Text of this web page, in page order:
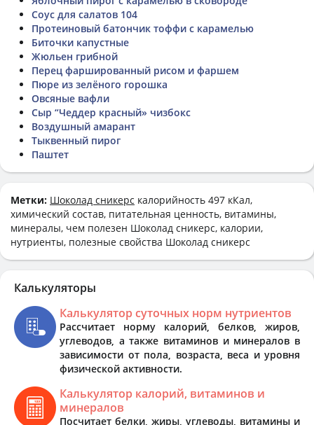
Соус для салатов 104
Протеиновый батончик тоффи с карамелью
Биточки капустные
Жюльен грибной
Перец фаршированный рисом и фаршем
Пюре из зелёного горошка
Овсяные вафли
Сыр “Чеддер красный» чизбокс
Воздушный амарант
Тыквенный пирог
Паштет
Метки: Шоколад сникерс калорийность 497 кКал,
химический состав, питательная ценность, витамины,
минералы, чем полезен Шоколад сникерс, калории,
нутриенты, полезные свойства Шоколад сникерс
Калькуляторы
Калькулятор суточных норм нутриентов
Рассчитает норму калорий, белков, жиров,
углеводов, а также витаминов и минералов в
зависимости от пола, возраста, веса и уровня
физической активности.
Калькулятор калорий, витаминов и
минералов
Посчитает белки, жиры, углеводы, витамины и